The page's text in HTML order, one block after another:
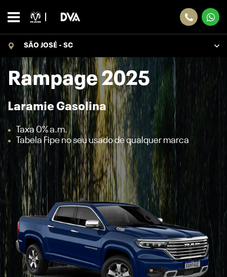
SÃO JOSÉ - SC
Rampage 2025
Laramie Gasolina
Taxa 0% a.m.
Tabela Fipe no seu usado de qualquer marca